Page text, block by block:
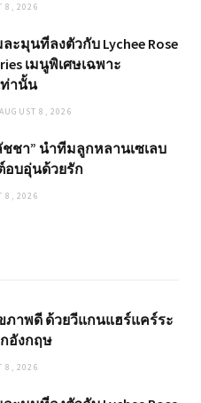
8, 2026
ะมุนที่ลงตัวกับ Lychee Rose
เมนูพิเศษเฉพาะ
ท่านั้น
AUGUST 8, 2026
ชา” นำทีมลูกหลานเซเลบ
อบอุ่นด้วยรัก
8, 2026
ภาพดี ด้วยวีแกนแฮร์แคร์ระ
อังกฤษ
8, 2026